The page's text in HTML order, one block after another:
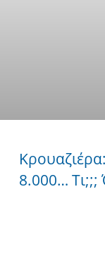
8.000… Τι;;;